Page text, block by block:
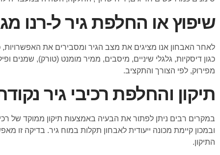
שיפוץ או החלפת גיר ל-רנו
לאחר האבחון אנו מציגים את מצב הגיר ומסבירים את
כגון דיסקיות, גלגלי שיניים, מיסבים, ממיר מומנט (טורק),
מפירוק, לפי הצורך והתקציב.
תיקון והחלפת רכיבי גיר
ובמכון קיימת מכונה ייעודית לאבחון תקלות במוח גיר. בדיקה זו
התיקון.